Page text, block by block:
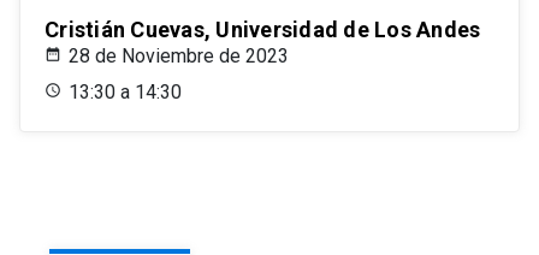
Cristián Cuevas, Universidad de Los Andes
28 de Noviembre de 2023
13:30 a 14:30